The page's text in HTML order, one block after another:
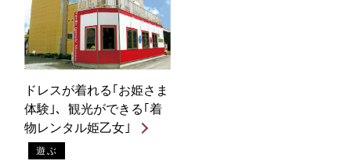
ドレスが着れる｢お姫さま
体験｣、観光ができる｢着
物レンタル姫乙女｣
遊ぶ